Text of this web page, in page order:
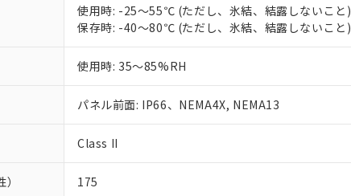
使用時: -25～55℃ (ただし、氷結、結露しないこと)
保存時: -40～80℃ (ただし、氷結、結露しないこと)
使用時: 35～85%RH
パネル前面: IP66、NEMA4X, NEMA13
Class II
175